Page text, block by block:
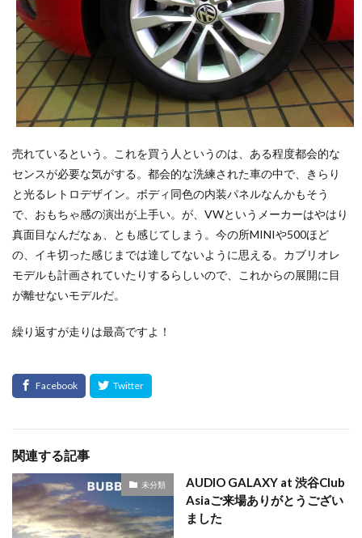
売れているという。これを買う人というのは、ある程度都会的な
センスが必要な気がする。都会的な洗練された車の中で、きらり
と光るレトロデザイン。ボディ同色の内装パネルなんかもそう
で、おもちゃ感の演出が上手い。が、VWというメーカーはやはり
真面目なんだなぁ、とも感じてしまう。今の所MINIや500ほど
の、イキ切った感じまでは達してないように思える。カブリオレ
モデルも計画されていたりするらしいので、これからの展開に目
が離せないモデルだ。
繰り返すが走りは最高ですよ！
関連する記事
未分類
AUDIO GALAXY at 渋谷Club
Asiaご来場ありがとうござい
ました